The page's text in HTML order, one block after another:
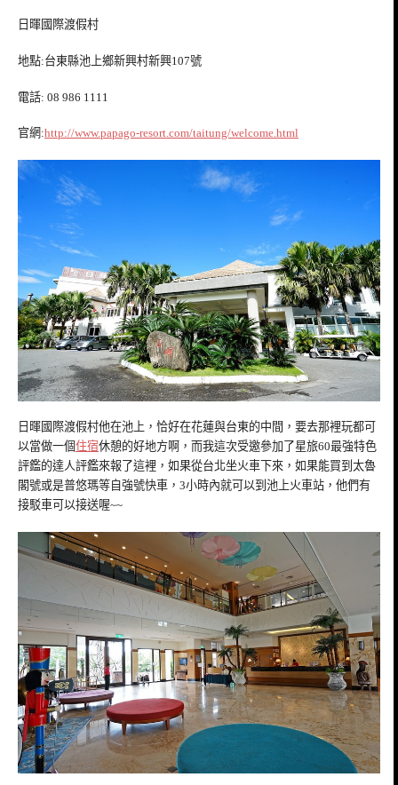
日暉國際渡假村
地點:台東縣池上鄉新興村新興107號
電話: 08 986 1111
官網:http://www.papago-resort.com/taitung/welcome.html
日暉國際渡假村他在池上，恰好在花蓮與台東的中間，要去那裡玩都可
以當做一個住宿休憩的好地方啊，而我這次受邀參加了星旅60最強特色
評鑑的達人評鑑來報了這裡，如果從台北坐火車下來，如果能買到太魯
閣號或是普悠瑪等自強號快車，3小時內就可以到池上火車站，他們有
接駁車可以接送喔~~